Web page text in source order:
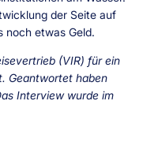
der Seite auf
noch etwas Geld.
(VIR) für ein
Geantwortet haben
Interview wurde im